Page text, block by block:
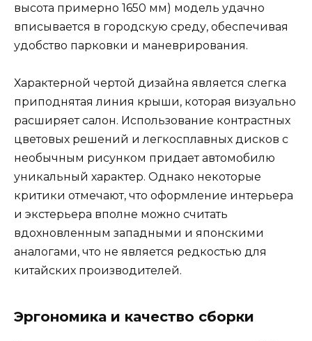
высота примерно 1650 мм) модель удачно
вписывается в городскую среду, обеспечивая
удобство парковки и маневрирования.
Характерной чертой дизайна является слегка
приподнятая линия крыши, которая визуально
расширяет салон. Использование контрастных
цветовых решений и легкосплавных дисков с
необычным рисунком придает автомобилю
уникальный характер. Однако некоторые
критики отмечают, что оформление интерьера
и экстерьера вполне можно считать
вдохновленным западными и японскими
аналогами, что не является редкостью для
китайских производителей.
Эргономика и качество сборки